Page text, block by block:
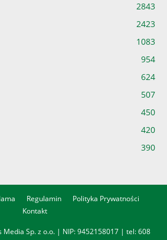
2843
2423
1083
954
624
507
450
420
390
Regulamin
Polityka Prywatności
Kontakt
Sp. z o.o. | NIP: 9452158017 | tel:608